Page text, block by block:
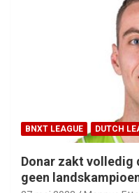
BNXT LEAGUE DUTCH
Donar zakt volledig
geen